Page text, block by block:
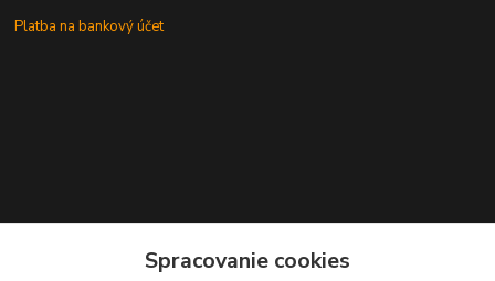
Platba na bankový účet
Spracovanie cookies